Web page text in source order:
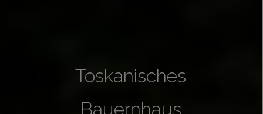
Toskanisches
Bauernhaus